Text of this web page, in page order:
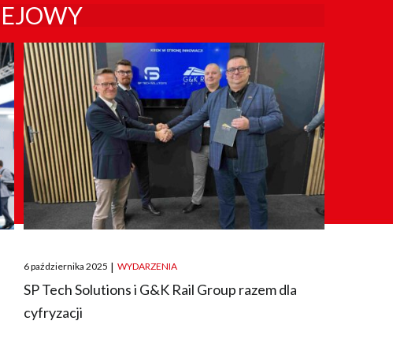
Posted
on
6 października 2025 | WYDARZENIA
SP Tech Solutions i G&K Rail Group razem dla
cyfryzacji